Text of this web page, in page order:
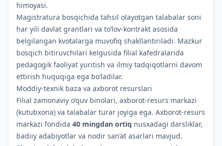
himoyasi.
Magistratura bosqichida tahsil olayotgan talabalar soni
har yili davlat grantlari va to‘lov-kontrakt asosida
belgilangan kvotalarga muvofiq shakllantiriladi. Mazkur
bosqich bitiruvchilari kelgusida filial kafedralarida
pedagogik faoliyat yuritish va ilmiy tadqiqotlarni davom
ettirish huquqiga ega bo‘ladilar.
Moddiy-texnik baza va axborot resurslari
Filial zamonaviy o‘quv binolari, axborot-resurs markazi
(kutubxona) va talabalar turar joyiga ega. Axborot-resurs
markazi fondida 40 mingdan ortiq nusxadagi darsliklar,
badiiy adabiyotlar va nodir san’at asarlari mavjud.